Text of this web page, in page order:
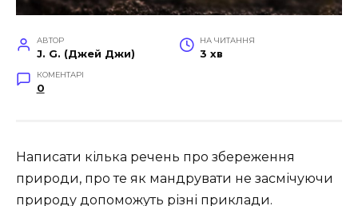
АВТОР
J. G. (Джей Джи)
НА ЧИТАННЯ
3 хв
КОМЕНТАРІ
0
Написати кілька речень про збереження
природи, про те як мандрувати не засмічуючи
природу допоможуть різні приклади.